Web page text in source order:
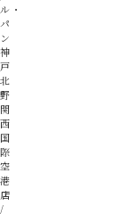
ル・
パ
ン
神
戸
北
野
関
西
国
際
空
港
店